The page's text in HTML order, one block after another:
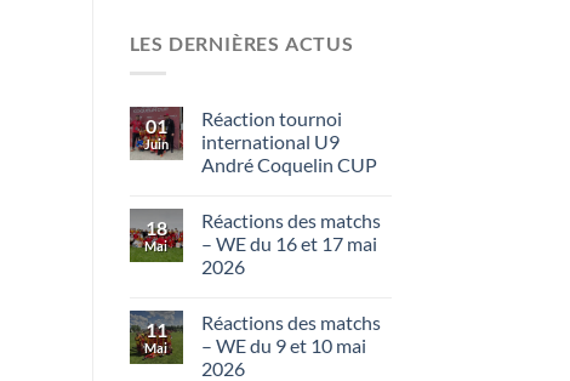
LES DERNIÈRES ACTUS
01
Juin
Réaction tournoi
international U9
André Coquelin CUP
18
Mai
Réactions des matchs
– WE du 16 et 17 mai
2026
11
Mai
Réactions des matchs
– WE du 9 et 10 mai
2026